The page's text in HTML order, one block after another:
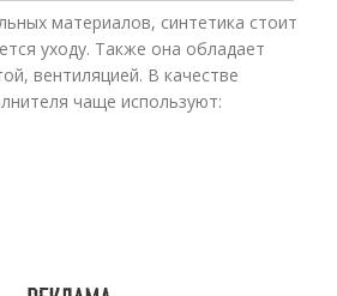
материалов, синтетика стоит
уходу. Также она обладает
вентиляцией. В качестве
чаще используют: